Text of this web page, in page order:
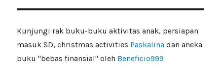
Kunjungi rak buku-buku aktivitas anak, persiapan
masuk SD, christmas activities Paskalinadan aneka
buku "bebas finansial" oleh Beneficio999